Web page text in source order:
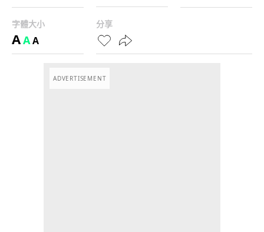
字體大小
AAA
分享
ADVERTISEMENT